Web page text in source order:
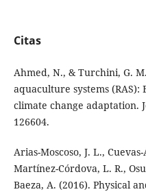
Citas
Ahmed, N., & Turchini, G.
aquaculture systems
climate change adaptation.
126604.
Arias-Moscoso, J. L.,
Martínez-Córdova, L. R.,
Baeza, A. (2016). Physical